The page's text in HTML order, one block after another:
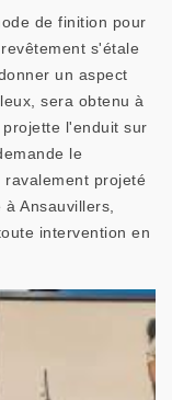
de finition pour
s'étale
un aspect
sera obtenu à
l'enduit sur
le
projeté
Ansauvillers,
intervention en